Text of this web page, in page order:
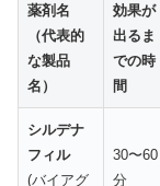
⚖️ アバナイ
薬剤名
（代表的
な製品
名）
効果が
出るま
での時
間
シルデナ
フィル
(バイアグ
30〜60
分